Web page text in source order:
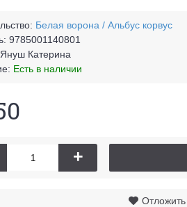
Белая ворона / Альбус корвус
9785001140801
Януш Катерина
Есть в наличии
+
Отложить